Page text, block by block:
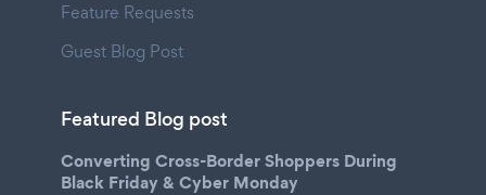
Feature Requests
Guest Blog Post
Featured Blog post
Converting Cross-Border Shoppers During
Black Friday & Cyber Monday